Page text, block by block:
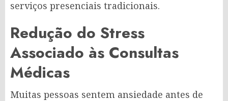
serviços presenciais tradicionais.
Redução do Stress
Associado às Consultas
Médicas
Muitas pessoas sentem ansiedade antes de